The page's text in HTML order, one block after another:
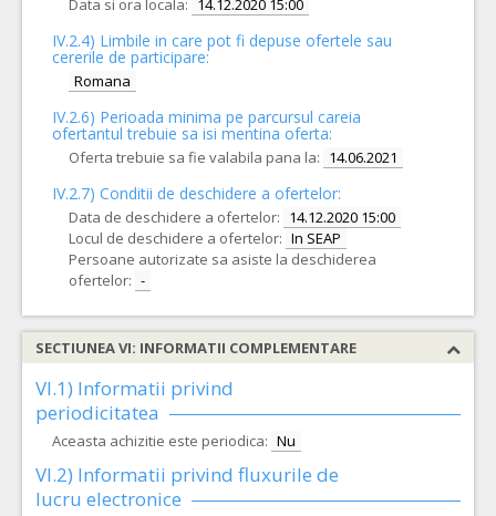
Data si ora locala: 14.12.2020 15:00
IV.2.4) Limbile in care pot fi depuse ofertele sau
cererile de participare:
Romana
IV.2.6) Perioada minima pe parcursul careia
ofertantul trebuie sa isi mentina oferta:
Oferta trebuie sa fie valabila pana la: 14.06.2021
IV.2.7) Conditii de deschidere a ofertelor:
Data de deschidere a ofertelor: 14.12.2020 15:00
Locul de deschidere a ofertelor: In SEAP
Persoane autorizate sa asiste la deschiderea
ofertelor: -
SECTIUNEA VI: INFORMATII COMPLEMENTARE
VI.1) Informatii privind
periodicitatea
Aceasta achizitie este periodica: Nu
VI.2) Informatii privind fluxurile de
lucru electronice